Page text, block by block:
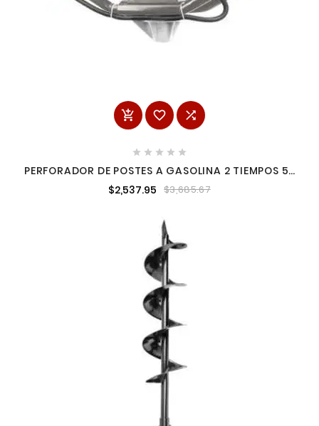
  
    
PERFORADOR DE POSTES A GASOLINA 2 TIEMPOS 52
$2,537.95 $3,685.67